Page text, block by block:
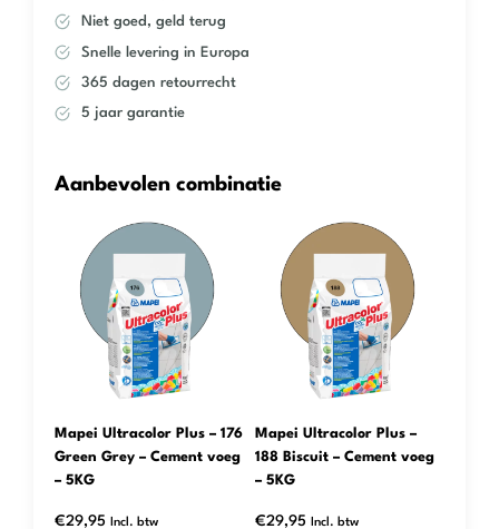
Niet goed, geld terug
Snelle levering in Europa
365 dagen retourrecht
5 jaar garantie
Aanbevolen combinatie
Mapei Ultracolor Plus – 176
Green Grey – Cement voeg
– 5KG
€29,95 Incl. btw
Mapei Ultracolor Plus –
188 Biscuit – Cement voeg
– 5KG
€29,95 Incl. btw